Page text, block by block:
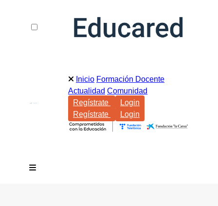
Inicio Formación Docente
Actualidad Comunidad
Regístrate
Login
Regístrate
Login